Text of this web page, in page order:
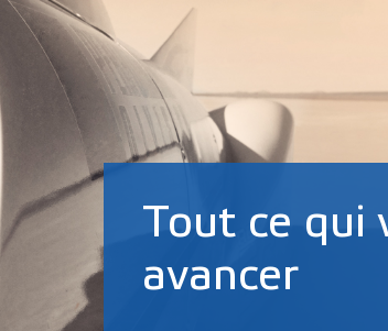
Tout ce qui
avancer